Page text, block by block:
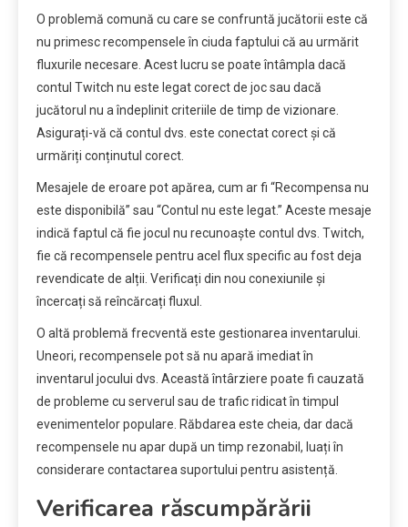
O problemă comună cu care se confruntă jucătorii este că
nu primesc recompensele în ciuda faptului că au urmărit
fluxurile necesare. Acest lucru se poate întâmpla dacă
contul Twitch nu este legat corect de joc sau dacă
jucătorul nu a îndeplinit criteriile de timp de vizionare.
Asigurați-vă că contul dvs. este conectat corect și că
urmăriți conținutul corect.
Mesajele de eroare pot apărea, cum ar fi “Recompensa nu
este disponibilă” sau “Contul nu este legat.” Aceste mesaje
indică faptul că fie jocul nu recunoaște contul dvs. Twitch,
fie că recompensele pentru acel flux specific au fost deja
revendicate de alții. Verificați din nou conexiunile și
încercați să reîncărcați fluxul.
O altă problemă frecventă este gestionarea inventarului.
Uneori, recompensele pot să nu apară imediat în
inventarul jocului dvs. Această întârziere poate fi cauzată
de probleme cu serverul sau de trafic ridicat în timpul
evenimentelor populare. Răbdarea este cheia, dar dacă
recompensele nu apar după un timp rezonabil, luați în
considerare contactarea suportului pentru asistență.
Verificarea răscumpărării